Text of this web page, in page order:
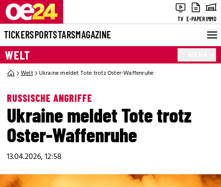
TV E-PAPERIMMO
TICKERSPORTSTARSMAGAZINE
WELT
Welt Ukraine meldet Tote trotz Oster-Waffenruhe
RUSSISCHE ANGRIFFE
Ukraine meldet Tote trotz
Oster-Waffenruhe
13.04.2026, 12:58